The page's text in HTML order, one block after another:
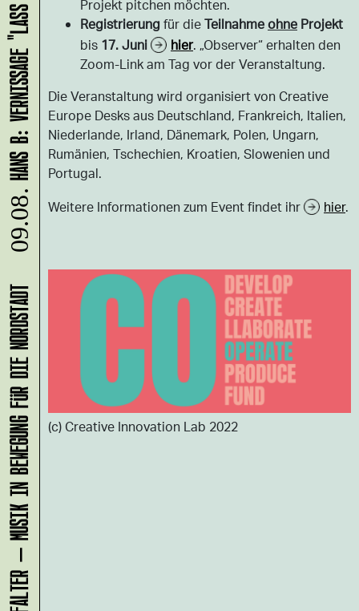
Projekt pitchen möchten.
Registrierung für dieTeilnahmeohne Projekt
bis 17. Juni hier. „Observer“ erhalten den
Zoom-Link am Tag vor der Veranstaltung.
Die Veranstaltung wird organisiert von Creative
Europe Desks aus Deutschland, Frankreich, Italien,
Niederlande, Irland, Dänemark, Polen, Ungarn,
Rumänien, Tschechien, Kroatien, Slowenien und
Portugal.
Weitere Informationen zum Event findet ihr
hier.
(c) Creative Innovation Lab 2022
KLANG-ENTFALTER – MUSIK IN BEWEGUNG FÜR DIE NORDSTADT
09.08.